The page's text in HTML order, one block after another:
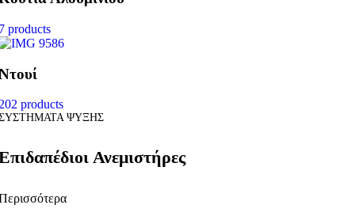
products
products
ΨΥΞΗΣ
Ανεμιστήρες